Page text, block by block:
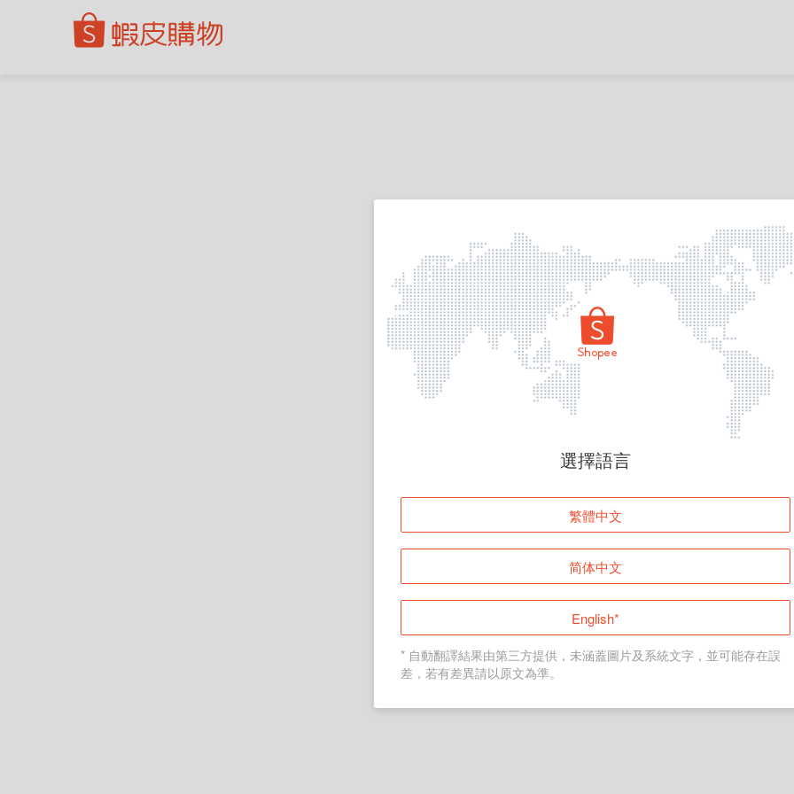
頁面無法顯示
登入
返回首頁
選擇語言
繁體中文
简体中文
English*
* 自動翻譯結果由第三方提供，未涵蓋圖片及系統文字，並可能存在誤
差，若有差異請以原文為準。